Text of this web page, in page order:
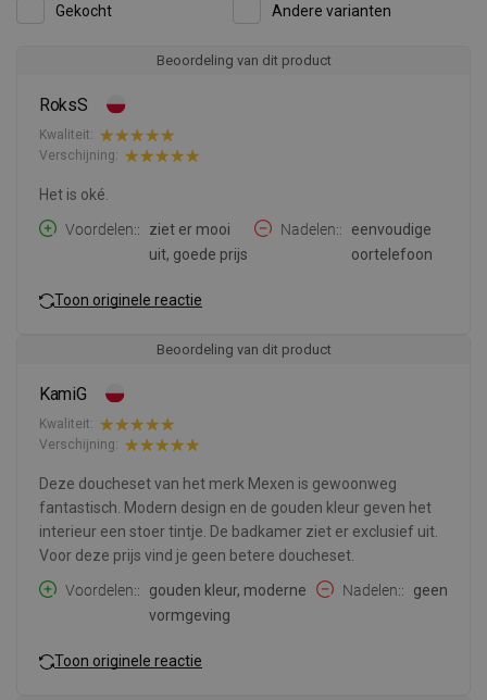
Gekocht Andere varianten
Beoordeling van dit product
RoksS
Kwaliteit:
Verschijning:
Het is oké.
Voordelen:
ziet er mooi
uit, goede prijs
Nadelen:
eenvoudige
oortelefoon
Toon originele reactie
Beoordeling van dit product
KamiG
Kwaliteit:
Verschijning:
Deze doucheset van het merk Mexen is gewoonweg
fantastisch. Modern design en de gouden kleur geven het
interieur een stoer tintje. De badkamer ziet er exclusief uit.
Voor deze prijs vind je geen betere doucheset.
Voordelen:
gouden kleur, moderne
vormgeving
Nadelen: geen
Toon originele reactie